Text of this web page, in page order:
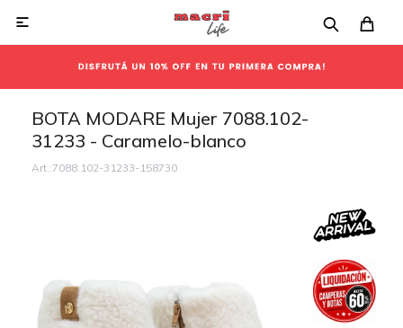

BOTA MODARE Mujer 7088.102-
31233 - Caramelo-blanco
7088.102-31233-158730